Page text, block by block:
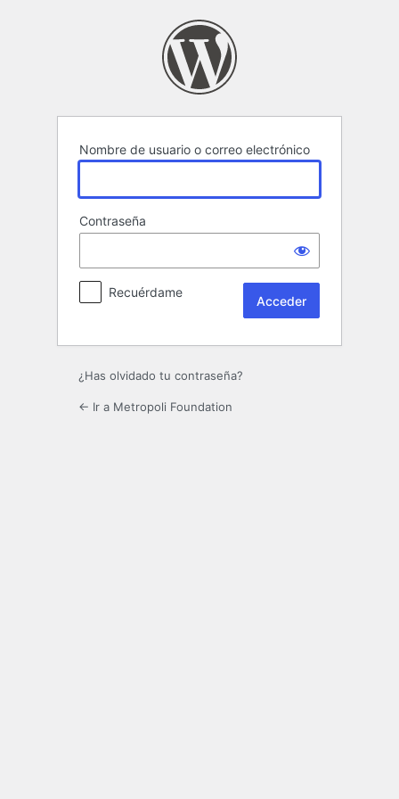
Nombre de usuario o correo electrónico
Contraseña
Recuérdame
¿Has olvidado tu contraseña?
← Ir a Metropoli Foundation